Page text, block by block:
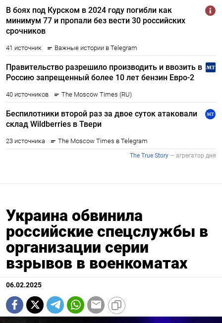
Украина обвинила
российские спецслужбы в
организации серии
взрывов в военкоматах
06.02.2025